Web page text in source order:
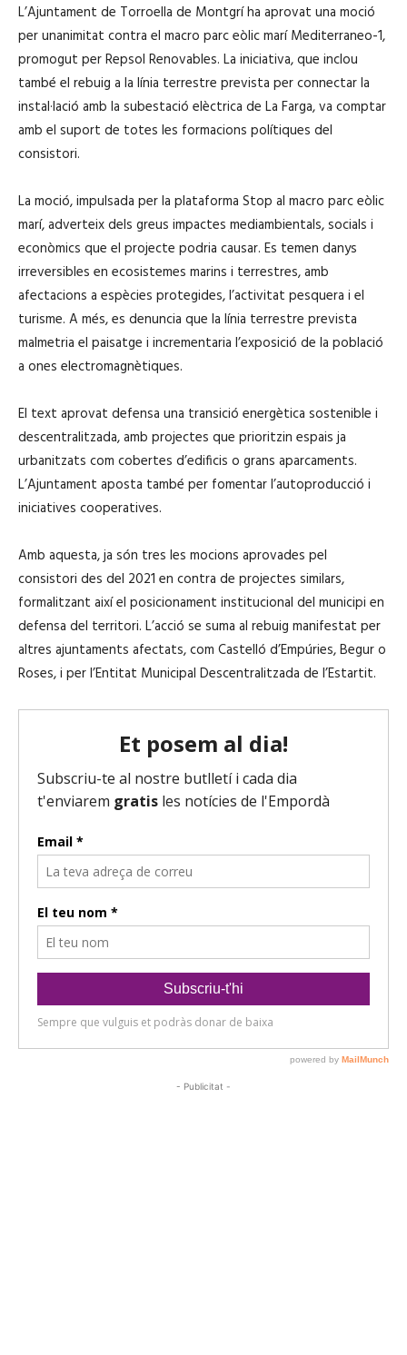
L’Ajuntament de Torroella de Montgrí ha aprovat una moció
per unanimitat contra el macro parc eòlic marí Mediterraneo-1,
promogut per Repsol Renovables. La iniciativa, que inclou
també el rebuig a la línia terrestre prevista per connectar la
instal·lació amb la subestació elèctrica de La Farga, va comptar
amb el suport de totes les formacions polítiques del
consistori.
La moció, impulsada per la plataforma Stop al macro parc eòlic
marí, adverteix dels greus impactes mediambientals, socials i
econòmics que el projecte podria causar. Es temen danys
irreversibles en ecosistemes marins i terrestres, amb
afectacions a espècies protegides, l’activitat pesquera i el
turisme. A més, es denuncia que la línia terrestre prevista
malmetria el paisatge i incrementaria l’exposició de la població
a ones electromagnètiques.
El text aprovat defensa una transició energètica sostenible i
descentralitzada, amb projectes que prioritzin espais ja
urbanitzats com cobertes d’edificis o grans aparcaments.
L’Ajuntament aposta també per fomentar l’autoproducció i
iniciatives cooperatives.
Amb aquesta, ja són tres les mocions aprovades pel
consistori des del 2021 en contra de projectes similars,
formalitzant així el posicionament institucional del municipi en
defensa del territori. L’acció se suma al rebuig manifestat per
altres ajuntaments afectats, com Castelló d’Empúries, Begur o
Roses, i per l’Entitat Municipal Descentralitzada de l’Estartit.
- Publicitat -